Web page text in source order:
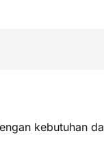
kebutuhan